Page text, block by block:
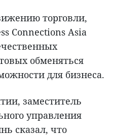
торговли,
Connections Asia
обменяться
для бизнеса.
заместитель
управления
сказал, что